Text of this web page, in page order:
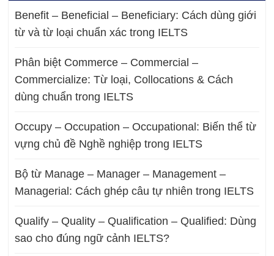
Benefit – Beneficial – Beneficiary: Cách dùng giới
từ và từ loại chuẩn xác trong IELTS
Phân biệt Commerce – Commercial –
Commercialize: Từ loại, Collocations & Cách
dùng chuẩn trong IELTS
Occupy – Occupation – Occupational: Biến thể từ
vựng chủ đề Nghề nghiệp trong IELTS
Bộ từ Manage – Manager – Management –
Managerial: Cách ghép câu tự nhiên trong IELTS
Qualify – Quality – Qualification – Qualified: Dùng
sao cho đúng ngữ cảnh IELTS?